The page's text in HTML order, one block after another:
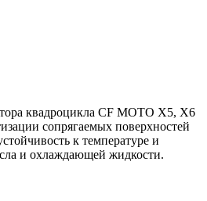
квадроцикла CF MOTO X5, X6
сопрягаемых поверхностей
к температуре и
и охлаждающей жидкости.